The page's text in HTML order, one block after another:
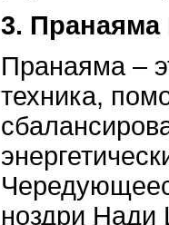
3.
Пранаяма –
техника,
ноздри Нади